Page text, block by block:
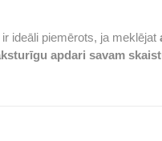
ideāli piemērots, ja meklējat
apdari savam